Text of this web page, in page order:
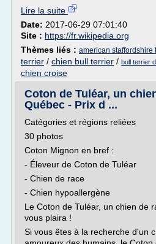
Lire la suite
Date: 2017-06-29 07:01:40
Site : https://fr.wikipedia.org
Thèmes liés : american staffordshire
terrier / chien bull terrier / bull terrier
chien croise
Coton de Tuléar, un
Québec - Prix d ...
Catégories et régions reliées
30 photos
Coton Mignon en bref :
- Éleveur de Coton de Tuléar
- Chien de race
- Chien hypoallergène
Le Coton de Tuléar, un chien de
vous plaira !
Si vous êtes à la recherche d'un